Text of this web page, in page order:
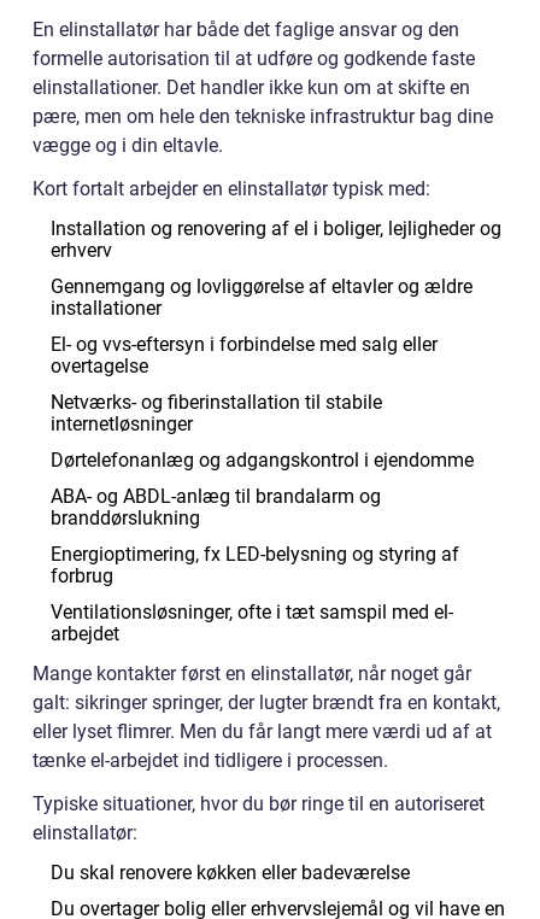
En elinstallatør har både det faglige ansvar og den
formelle autorisation til at udføre og godkende faste
elinstallationer. Det handler ikke kun om at skifte en
pære, men om hele den tekniske infrastruktur bag dine
vægge og i din eltavle.
Kort fortalt arbejder en elinstallatør typisk med:
Installation og renovering af el i boliger, lejligheder og
erhverv
Gennemgang og lovliggørelse af eltavler og ældre
installationer
El- og vvs-eftersyn i forbindelse med salg eller
overtagelse
Netværks- og fiberinstallation til stabile
internetløsninger
Dørtelefonanlæg og adgangskontrol i ejendomme
ABA- og ABDL-anlæg til brandalarm og
branddørslukning
Energioptimering, fx LED-belysning og styring af
forbrug
Ventilationsløsninger, ofte i tæt samspil med el-
arbejdet
Mange kontakter først en elinstallatør, når noget går
galt: sikringer springer, der lugter brændt fra en kontakt,
eller lyset flimrer. Men du får langt mere værdi ud af at
tænke el-arbejdet ind tidligere i processen.
Typiske situationer, hvor du bør ringe til en autoriseret
elinstallatør:
Du skal renovere køkken eller badeværelse
Du overtager bolig eller erhvervslejemål og vil have en